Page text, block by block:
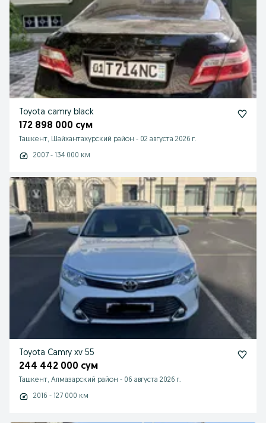
Toyota camry black
172 898 000 сум
Ташкент, Шайхантахурский район - 02 августа 2026 г.
2007 - 134 000 км
Toyota Camry xv 55
244 442 000 сум
Ташкент, Алмазарский район - 06 августа 2026 г.
2016 - 127 000 км